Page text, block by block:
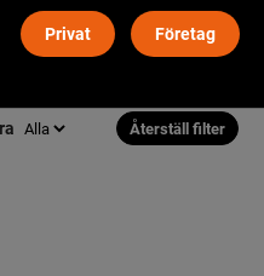
Återställ filter
Privat Företag